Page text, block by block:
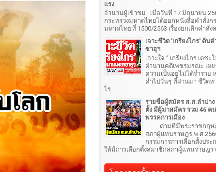
แรง
จำนวนผู้เข้าชม เมื่อวันที่ 17 มิถุนายน
กระทรวงมหาดไทยได้ออกหนังสือคำสั่งก
มหาดไทยที่ 1500/2563 เรื่องยกเลิกคำสั่ง
เจาะชีวิต 'เกรียงไกร' ต้น
ซาอุฯ
เจาะใจ “ เกรียงไกร เตชะ
ตำนานคดีเพชรมรณะ เผ
ความเป็นอยู่ไม่ได้ร่ำรวย
ค่ำไปวันๆ ที่ผ่านมา ชีวิตห
ไร...
รายชื่อผู้สมัคร ส.ส.ลำปาง
ตั้ง มีผู้มาสมัคร รวม 46 ค
พรรคการเมือง
ตามที่มีพระราชกฤษ
สภาผู้แทนราษฎร พ.ศ
กรรมการการเลือกตั้งปร
ให้มีการเลือกตั้งสมาชิกสภาผู้แทนราษฎร